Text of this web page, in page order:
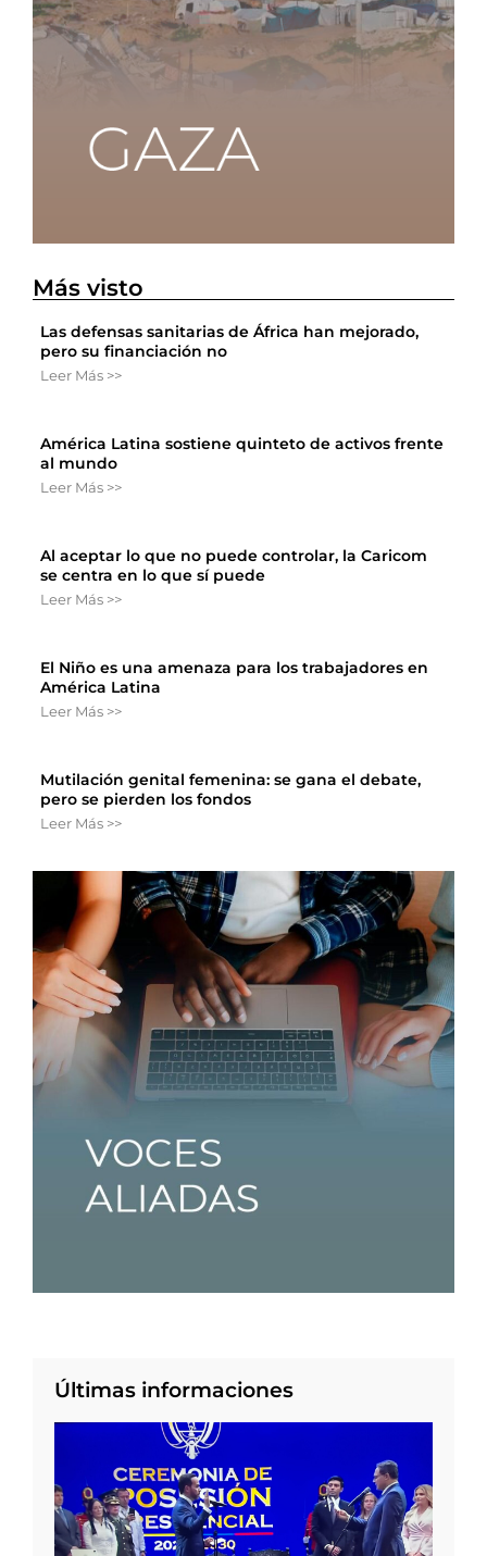
Más visto
Las defensas sanitarias de África han mejorado,
pero su financiación no
Leer Más >>
América Latina sostiene quinteto de activos frente
al mundo
Leer Más >>
Al aceptar lo que no puede controlar, la Caricom
se centra en lo que sí puede
Leer Más >>
El Niño es una amenaza para los trabajadores en
América Latina
Leer Más >>
Mutilación genital femenina: se gana el debate,
pero se pierden los fondos
Leer Más >>
Últimas informaciones